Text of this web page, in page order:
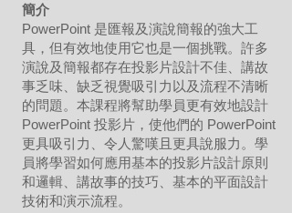
簡介
PowerPoint 是匯報及演說簡報的強大工
具，但有效地使用它也是一個挑戰。許多
演說及簡報都存在投影片設計不佳、講故
事乏味、缺乏視覺吸引力以及流程不清晰
的問題。本課程將幫助學員更有效地設計
PowerPoint 投影片，使他們的 PowerPoint
更具吸引力、令人驚嘆且更具說服力。學
員將學習如何應用基本的投影片設計原則
和邏輯、講故事的技巧、基本的平面設計
技術和演示流程。